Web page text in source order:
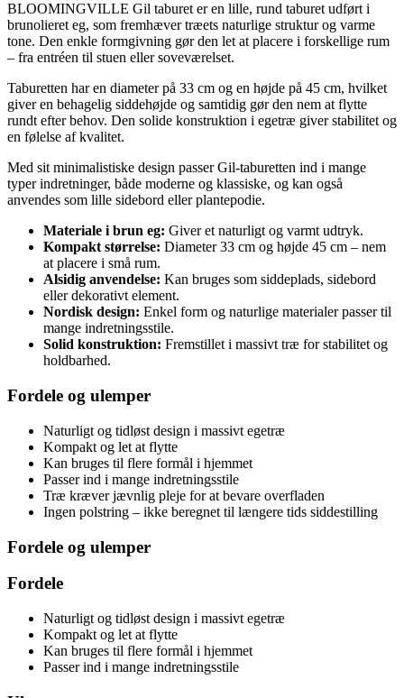
BLOOMINGVILLE Gil taburet er en lille, rund taburet udført i
brunolieret eg, som fremhæver træets naturlige struktur og varme
tone. Den enkle formgivning gør den let at placere i forskellige rum
– fra entréen til stuen eller soveværelset.
Taburetten har en diameter på 33 cm og en højde på 45 cm, hvilket
giver en behagelig siddehøjde og samtidig gør den nem at flytte
rundt efter behov. Den solide konstruktion i egetræ giver stabilitet og
en følelse af kvalitet.
Med sit minimalistiske design passer Gil-taburetten ind i mange
typer indretninger, både moderne og klassiske, og kan også
anvendes som lille sidebord eller plantepodie.
Materiale i brun eg: Giver et naturligt og varmt udtryk.
Kompakt størrelse: Diameter 33 cm og højde 45 cm – nem
at placere i små rum.
Alsidig anvendelse: Kan bruges som siddeplads, sidebord
eller dekorativt element.
Nordisk design: Enkel form og naturlige materialer passer til
mange indretningsstile.
Solid konstruktion: Fremstillet i massivt træ for stabilitet og
holdbarhed.
Fordele og ulemper
Naturligt og tidløst design i massivt egetræ
Kompakt og let at flytte
Kan bruges til flere formål i hjemmet
Passer ind i mange indretningsstile
Træ kræver jævnlig pleje for at bevare overfladen
Ingen polstring – ikke beregnet til længere tids siddestilling
Fordele og ulemper
Fordele
Naturligt og tidløst design i massivt egetræ
Kompakt og let at flytte
Kan bruges til flere formål i hjemmet
Passer ind i mange indretningsstile